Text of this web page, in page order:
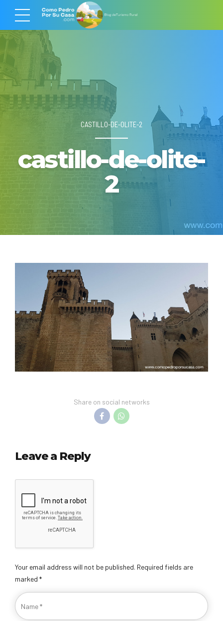
CASTILLO-DE-OLITE-2
castillo-de-olite-
2
Share on social networks
Leave a Reply
Your email address will not be published. Required fields are
marked *